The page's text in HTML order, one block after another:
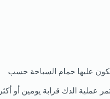
عليها حمام السباحة حسب
عملية الدك قرابة يومين أو أكثر